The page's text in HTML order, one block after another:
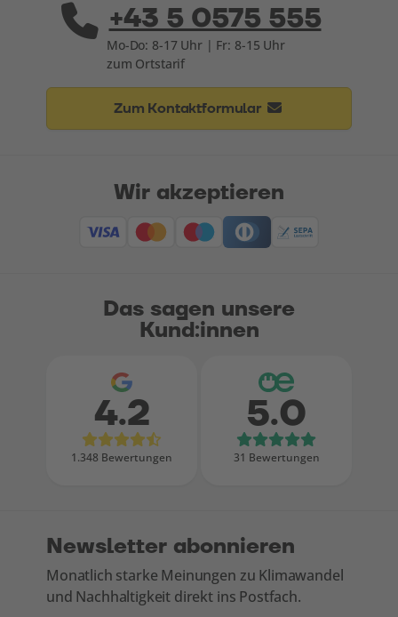
+43 5 0575 555
Mo-Do: 8-17 Uhr | Fr: 8-15 Uhr
zum Ortstarif
Zum Kontaktformular
Das sagen unsere
Kund:innen
Bewertungen bei Google
4.2
1.348 Bewertungen
5.0
31 Bewertungen
Newsletter abonnieren
Monatlich starke Meinungen zu Klimawandel
und Nachhaltigkeit direkt ins Postfach.
Wir akzeptieren